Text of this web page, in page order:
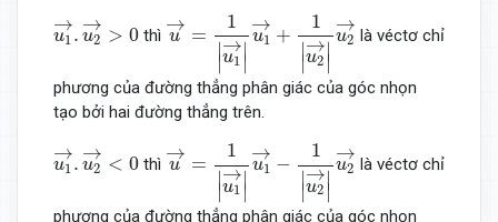
→
u1 . →
u2 > 0
u1 →.u
thì
→
u =
1
∣
∣
→
u1 ∣
∣
→
u1 +
1
∣
∣
→
u2 ∣
∣
→
u2
u →+
là véctơ chỉ
phương của đường thẳng phân giác của góc nhọn
tạo bởi hai đường thẳng trên.
→
u1 . →
u2 < 0
u1 →.u
thì
→
u =
1
∣
∣
→
u1 ∣
∣
→
u1 −
1
∣
∣
→
u2 ∣
∣
→
u2
u →−
là véctơ chỉ
phương của đường thẳng phân giác của góc nhọn